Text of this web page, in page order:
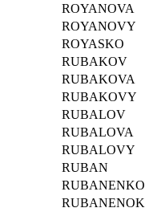
ROYANOVA
ROYANOVY
ROYASKO
RUBAKOV
RUBAKOVA
RUBAKOVY
RUBALOV
RUBALOVA
RUBALOVY
RUBAN
RUBANENKO
RUBANENOK